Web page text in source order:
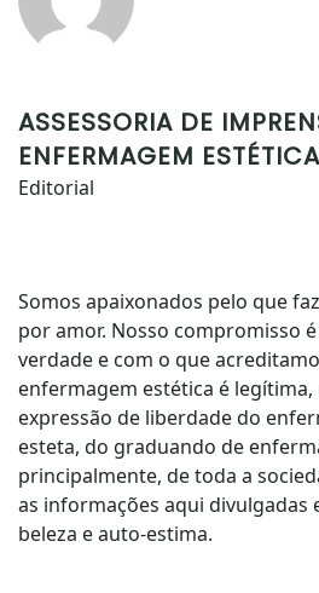
ASSESSORIA DE
ENFERMAGEM ESTÉTICA
Editorial
Somos apaixonados pelo que
por amor. Nosso compromisso
verdade e com o que
enfermagem estética é
expressão de liberdade do
esteta, do graduando de
principalmente, de toda a
as informações aqui divulgadas
beleza e auto-estima.